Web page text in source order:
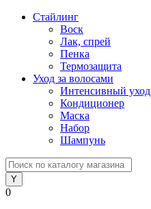
Стайлинг
Воск
Лак, спрей
Пенка
Термозащита
Уход за волосами
Интенсивный уход
Кондиционер
Маска
Набор
Шампунь
0